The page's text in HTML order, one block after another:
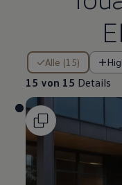
Alle (15)
15 von 15 Details
15 von 15 Details